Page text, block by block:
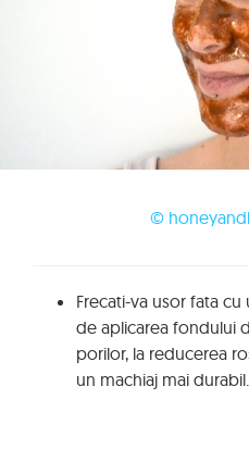
©
Frecati-va usor fata
de aplicarea fondului
porilor, la reducerea
un machiaj mai durabil.